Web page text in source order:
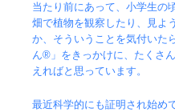
当たり前にあって、小学生の
畑で植物を観察したり、見よ
か、そういうことを気付いた
ん®」をきっかけに、たくさ
えればと思っています。
最近科学的にも証明され始め